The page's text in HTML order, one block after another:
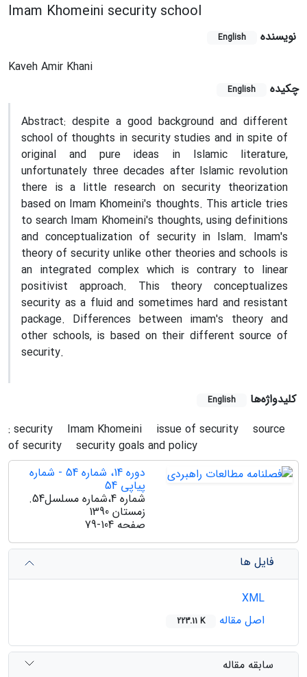
Imam Khomeini security school
نویسنده English
Kaveh Amir Khani
چکیده
English
Abstract: despite a good background and different
school of thoughts in security studies and in spite of
original and pure ideas in Islamic literature,
unfortunately three decades after Islamic revolution
there is a little research on security theorization
based on Imam Khomeini's thoughts. This article tries
to search Imam Khomeini's thoughts, using definitions
and conceptualization of security in Islam. Imam's
theory of security unlike other theories and schools is
an integrated complex which is contrary to linear
positivist approach. This theory conceptualizes
security as a fluid and sometimes hard and resistant
package. Differences between imam's theory and
other schools, is based on their different source of
security.
کلیدواژه‌ها English
: security Imam Khomeini issue of security
source
of security
security goals and policy
دوره 14، شماره 54 - شماره
پیاپی 54
شماره 4،شماره مسلسل54.
زمستان 1390
صفحه 79-104
فایل ها
اصل مقاله
223.11 K
سابقه مقاله